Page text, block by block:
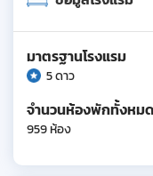
มาตรฐานโรงแรม
5 ดาว
จำนวนห้องพักทั้งหมด
959 ห้อง